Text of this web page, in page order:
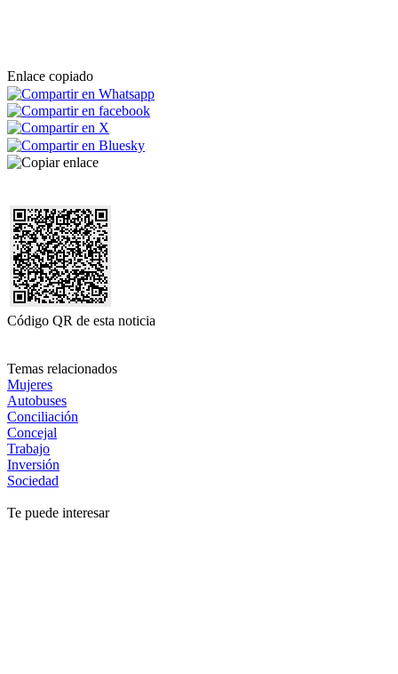
Enlace copiado
Código QR de esta noticia
Temas relacionados
Mujeres
Autobuses
Conciliación
Concejal
Trabajo
Inversión
Sociedad
Te puede interesar